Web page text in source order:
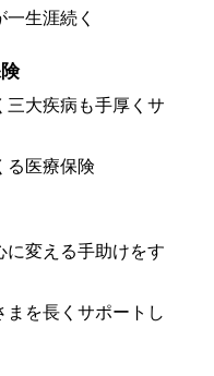
生涯続く
三大疾病も手厚くサ
る医療保険
に変える手助けをす
を長くサポートし